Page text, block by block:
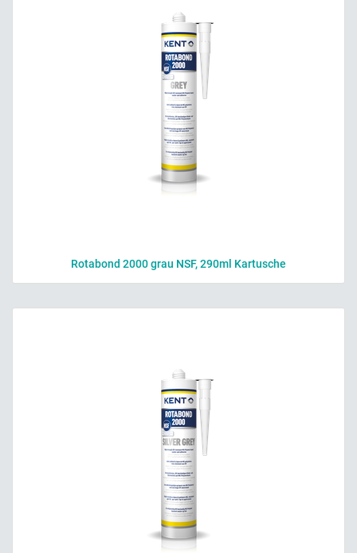
Rotabond 2000 grau NSF, 290ml Kartusche